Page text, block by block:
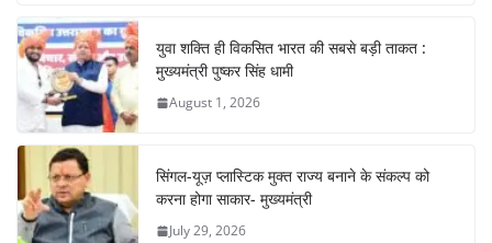
युवा शक्ति ही विकसित भारत की सबसे बड़ी ताकत :
मुख्यमंत्री पुष्कर सिंह धामी
August 1, 2026
सिंगल-यूज़ प्लास्टिक मुक्त राज्य बनाने के संकल्प को
करना होगा साकार- मुख्यमंत्री
July 29, 2026